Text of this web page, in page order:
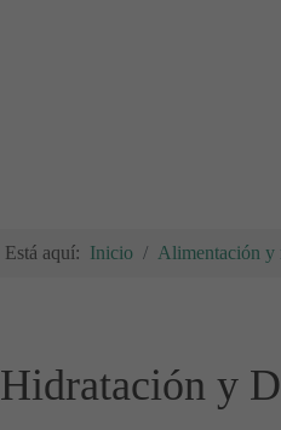
Está aquí: Inicio Alimentación y
Hidratación y